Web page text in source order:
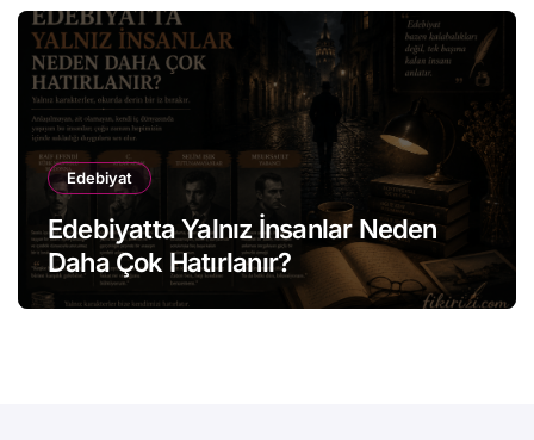
Edebiyat
Edebiyatta Yalnız İnsanlar Neden
Daha Çok Hatırlanır?